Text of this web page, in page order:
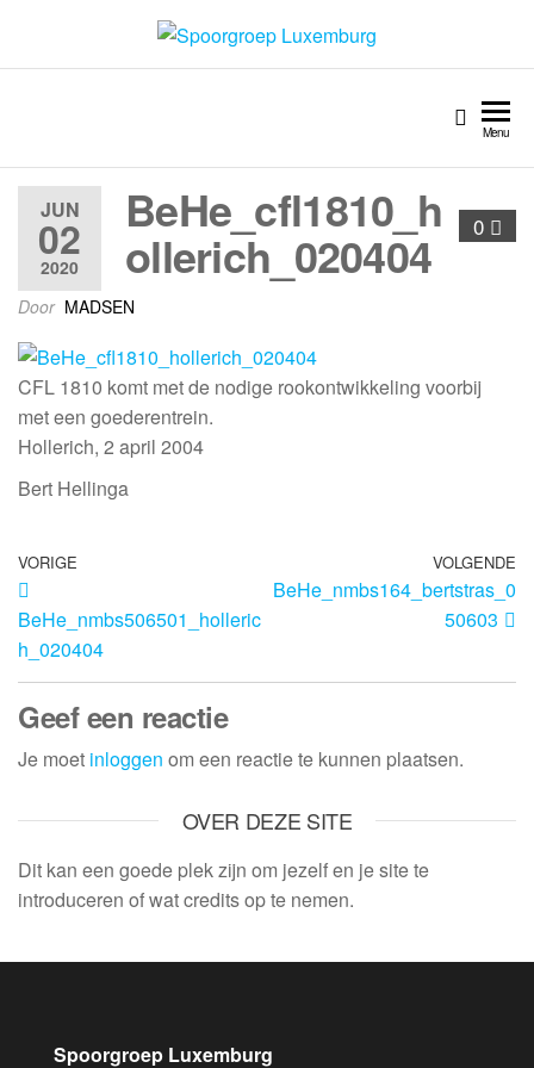
Spoorgroep Luxemburg
Menu
JUN
02
2020
0
BeHe_cfl1810_h
ollerich_020404
Door MADSEN
CFL 1810 komt met de nodige rookontwikkeling voorbij
met een goederentrein.
Hollerich, 2 april 2004
Bert Hellinga
VORIGE
BeHe_nmbs506501_holleric
h_020404
VOLGENDE
BeHe_nmbs164_bertstras_0
50603
Geef een reactie
Je moet inloggen om een reactie te kunnen plaatsen.
OVER DEZE SITE
Dit kan een goede plek zijn om jezelf en je site te
introduceren of wat credits op te nemen.
Spoorgroep Luxemburg